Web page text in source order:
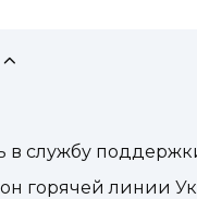
в службу
горячей линии